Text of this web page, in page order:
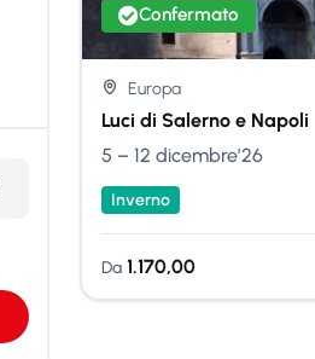
Europa
Luci di Salerno e Napoli
Confermato
5 – 12 dicembre’26
Inverno
Da 1.170,00